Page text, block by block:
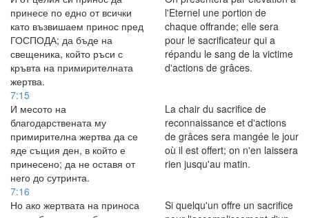
принесе по едно от всички
като възвишаем принос пред
ГОСПОДА; да бъде на
свещеника, който ръси с
кръвта на примирителната
жертва.
l'Eternel une portion de
chaque offrande; elle sera
pour le sacrificateur qui a
répandu le sang de la victime
d'actions de grâces.
7:15
И месото на
благодарствената му
примирителна жертва да се
яде същия ден, в който е
принесено; да не оставя от
него до сутринта.
La chair du sacrifice de
reconnaissance et d'actions
de grâces sera mangée le jour
où il est offert; on n'en laissera
rien jusqu'au matin.
7:16
Но ако жертвата на приноса
Si quelqu'un offre un sacrifice